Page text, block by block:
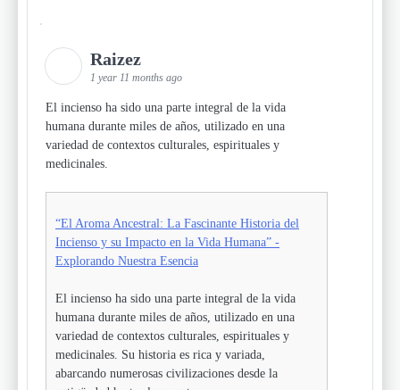
Raizez
1 year 11 months ago
El incienso ha sido una parte integral de la vida
humana durante miles de años, utilizado en una
variedad de contextos culturales, espirituales y
medicinales.
“El Aroma Ancestral: La Fascinante Historia del
Incienso y su Impacto en la Vida Humana” -
Explorando Nuestra Esencia
El incienso ha sido una parte integral de la vida
humana durante miles de años, utilizado en una
variedad de contextos culturales, espirituales y
medicinales. Su historia es rica y variada,
abarcando numerosas civilizaciones desde la